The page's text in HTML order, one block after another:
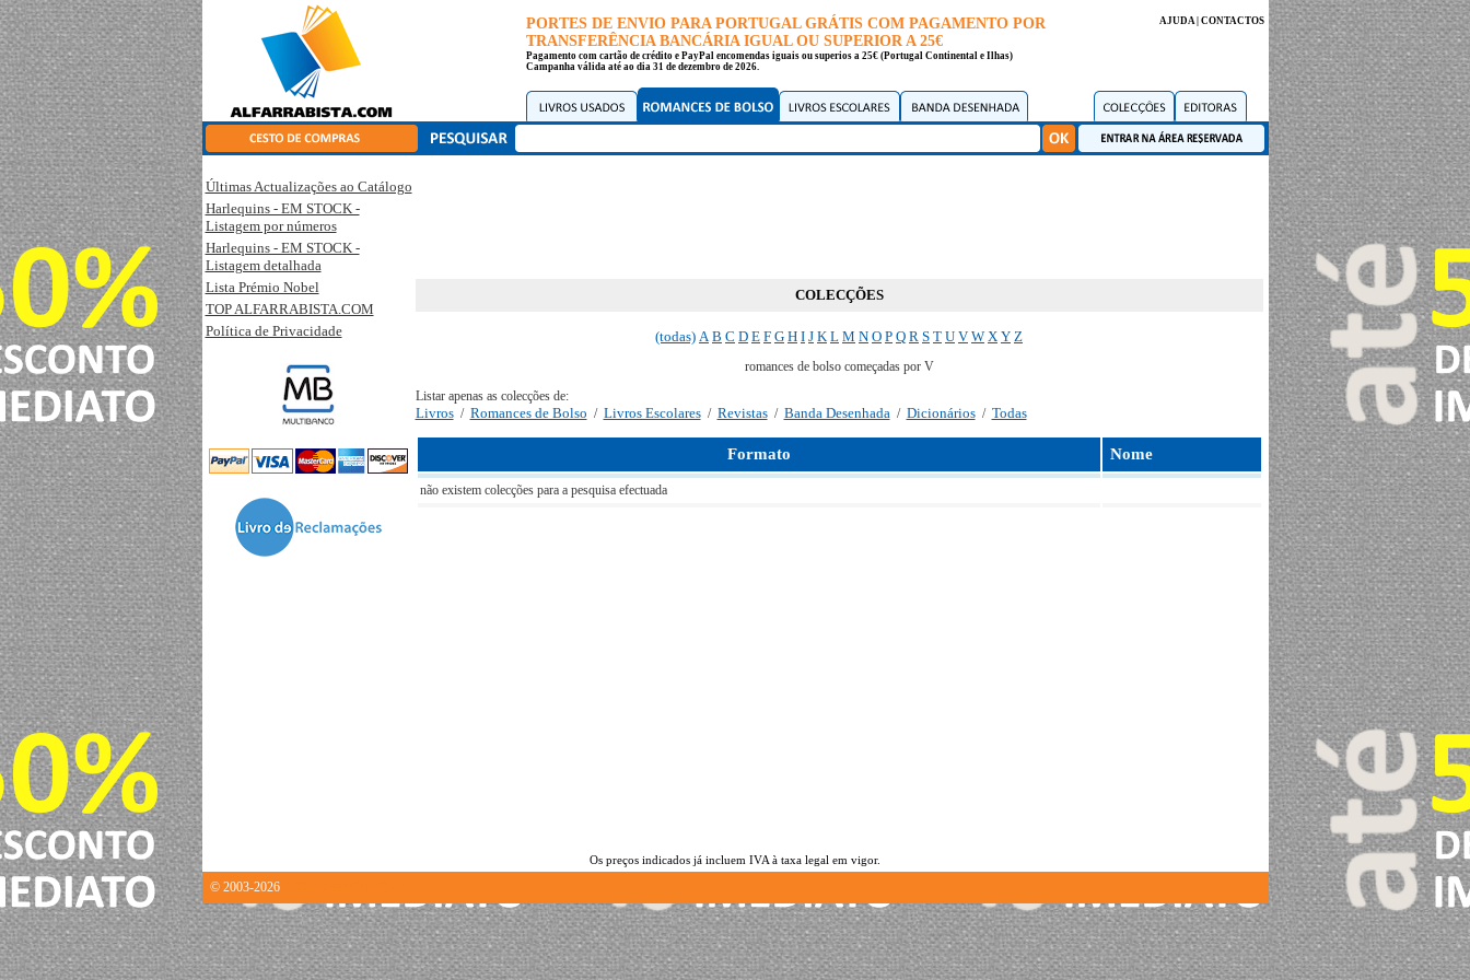
PORTES DE ENVIO PARA PORTUGAL GRÁTIS COM PAGAMENTO POR
TRANSFERÊNCIA BANCÁRIA IGUAL OU SUPERIOR A 25€
Pagamento com cartão de crédito e PayPal encomendas iguais ou superios a 25€ (Portugal Continental e Ilhas)
Campanha válida até ao dia 31 de dezembro de 2026.
AJUDA| CONTACTOS
Últimas Actualizações ao Catálogo
Harlequins - EM STOCK -
Listagem por números
Harlequins - EM STOCK -
Listagem detalhada
Lista Prémio Nobel
TOP ALFARRABISTA.COM
Política de Privacidade
COLECÇÕES
(todas) A B C D E F G H I J K L M N O P Q R S T U V W X Y Z
romances de bolso começadas por V
Listar apenas as colecções de:
Livros/ Romances de Bolso / Livros Escolares/ Revistas/ Banda Desenhada/ Dicionários/ Todas
Formato Nome
não existem colecções para a pesquisa efectuada
Os preços indicados já incluem IVA à taxa legal em vigor.
© 2003-2026